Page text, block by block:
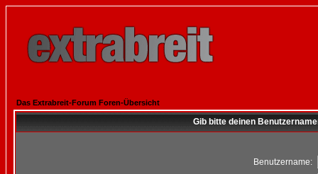
Das Extrabreit-Forum Foren-Übersicht
Gib bitte deinen
Benutzername: